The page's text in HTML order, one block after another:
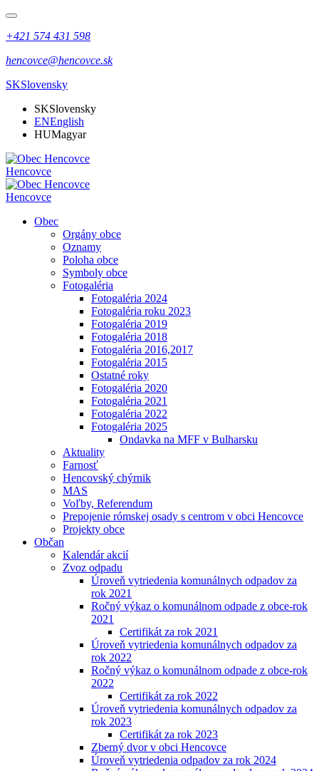
+421 574 431 598
hencovce@hencovce.sk
SKSlovensky
SKSlovensky
ENEnglish
HUMagyar
Hencovce
Hencovce
Obec
Orgány obce
Oznamy
Poloha obce
Symboly obce
Fotogaléria
Fotogaléria 2024
Fotogaléria roku 2023
Fotogaléria 2019
Fotogaléria 2018
Fotogaléria 2016,2017
Fotogaléria 2015
Ostatné roky
Fotogaléria 2020
Fotogaléria 2021
Fotogaléria 2022
Fotogaléria 2025
Ondavka na MFF v Bulharsku
Aktuality
Farnosť
Hencovský chýrnik
MAS
Voľby, Referendum
Prepojenie rómskej osady s centrom v obci Hencovce
Projekty obce
Občan
Kalendár akcií
Zvoz odpadu
Úroveň vytriedenia komunálnych odpadov za
rok 2021
Ročný výkaz o komunálnom odpade z obce-rok
2021
Certifikát za rok 2021
Úroveň vytriedenia komunálnych odpadov za
rok 2022
Ročný výkaz o komunálnom odpade z obce-rok
2022
Certifikát za rok 2022
Úroveň vytriedenia komunálnych odpadov za
rok 2023
Certifikát za rok 2023
Zberný dvor v obci Hencovce
Úroveň vytriedenia odpadov za rok 2024